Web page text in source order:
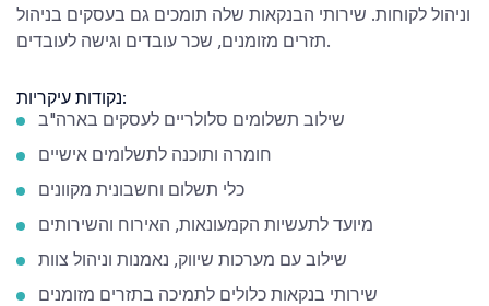
וניהול לקוחות. שירותי הבנקאות שלה תומכים גם בעסקים בניהול
תזרים מזומנים, שכר עובדים וגישה לעובדים.
נקודות עיקריות:
שילוב תשלומים סלולריים לעסקים בארה"ב
חומרה ותוכנה לתשלומים אישיים
כלי תשלום וחשבונית מקוונים
מיועד לתעשיות הקמעונאות, האירוח והשירותים
שילוב עם מערכות שיווק, נאמנות וניהול צוות
שירותי בנקאות כלולים לתמיכה בתזרים מזומנים